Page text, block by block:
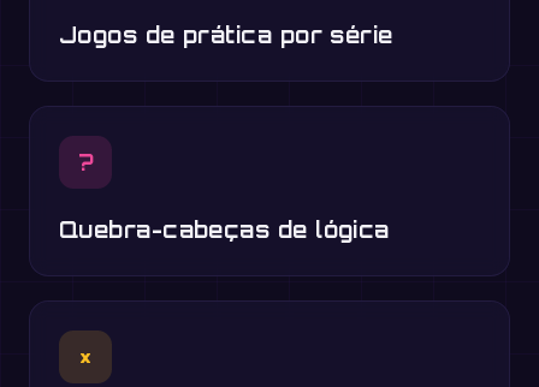
Jogos de prática por série
?
Quebra-cabeças de lógica
×